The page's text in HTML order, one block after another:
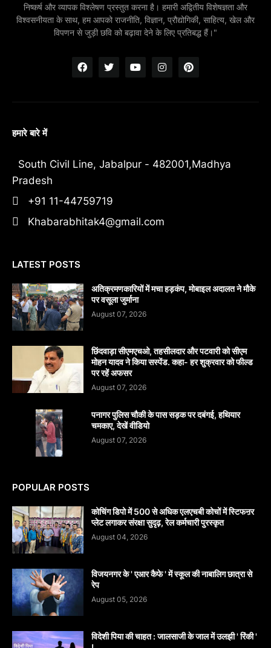
निष्कर्ष और व्यापक विश्लेषण प्रस्तुत करना है। हमारी अद्वितीय विशेषज्ञता और
विश्वसनीयता के साथ, हम आपको राजनीति, विज्ञान, प्रौद्योगिकी, साहित्य, खेल और
विपणन से जुड़ी छवि को बढ़ावा देने के लिए प्रतिबद्ध हैं।"
हमारे बारे में
South Civil Line, Jabalpur - 482001,Madhya
Pradesh
+91 11-44759719
Khabarabhitak4@gmail.com
LATEST POSTS
अतिक्रमणकारियों में मचा हड़कंप, मोबाइल अदालत ने मौके
पर वसूला जुर्माना
August 07, 2026
छिंदवाड़ा सीएमएचओ, तहसीलदार और पटवारी को सीएम
मोहन यादव ने किया सस्पेंड. कहा- हर शुक्रवार को फील्ड
पर रहें अफसर
August 07, 2026
पनागर पुलिस चौकी के पास सड़क पर दबंगई, हथियार
चमकाए, देखें वीडियो
August 07, 2026
POPULAR POSTS
कोचिंग डिपो में 500 से अधिक एलएचबी कोचों में स्टिफऩर
प्लेट लगाकर संरक्षा सुदृढ़, रेल कर्मचारी पुरस्कृत
August 04, 2026
विजयनगर के ' एआर कैफे ' में स्कूल की नाबालिग छात्रा से
रेप
August 05, 2026
विदेशी पिया की चाहत : जालसाजी के जाल में उलझी ' रिंकी '